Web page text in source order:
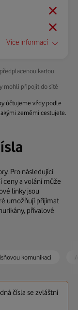
Více informací
kartou
mohli připojit do sítě
účtujeme vždy podle
zeměmi cestujete.
Pro následující
ceny a volání může
linky jsou
umožňují přijímat
přívalové
komunikaci
čísla se zvláštní
pro tísňovou
aplikace